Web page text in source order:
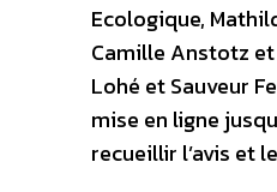
Ecologique,
Camille Anstotz
Lohé et Sauveur
mise en ligne
recueillir l’avis et